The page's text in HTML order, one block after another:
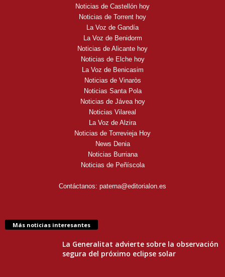
Noticias de Castellón hoy
Noticias de Torrent hoy
La Voz de Gandía
La Voz de Benidorm
Noticias de Alicante hoy
Noticias de Elche hoy
La Voz de Benicasim
Noticias de Vinaròs
Noticias Santa Pola
Noticias de Jávea hoy
Noticias Vilareal
La Voz de Alzira
Noticias de Torrevieja Hoy
News Denia
Noticias Burriana
Noticias de Peñíscola
Contáctanos: paterna@editorialon.es
Más noticias interesantes
La Generalitat advierte sobre la observación
segura del próximo eclipse solar